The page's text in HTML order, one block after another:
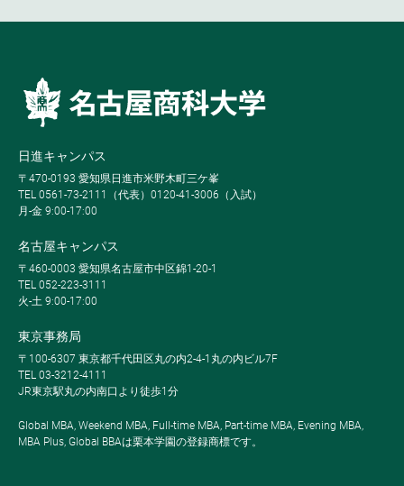
日進キャンパス
〒470-0193 愛知県日進市米野木町三ケ峯
TEL 0561-73-2111（代表）0120-41-3006（入試）
月-金 9:00-17:00
名古屋キャンパス
〒460-0003 愛知県名古屋市中区錦1-20-1
TEL 052-223-3111
火-土 9:00-17:00
東京事務局
〒100-6307 東京都千代田区丸の内2-4-1丸の内ビル7F
TEL 03-3212-4111
JR東京駅丸の内南口より徒歩1分
Global MBA, Weekend MBA, Full-time MBA, Part-time MBA, Evening MBA,
MBA Plus, Global BBAは栗本学園の登録商標です。